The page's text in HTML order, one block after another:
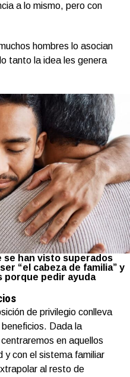
a lo mismo, pero con
hombres lo asocian
tanto la idea les genera
se han visto superados
“el cabeza de familia” y
porque pedir ayuda
de privilegio conlleva
Dada la
en aquellos
y con el sistema familiar
al resto de